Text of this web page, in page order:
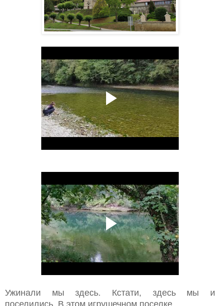
Ужинали мы здесь. Кстати, здесь мы и
поселились. В этом игрушечном поселке